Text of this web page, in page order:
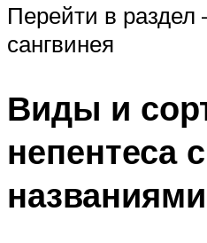
Перейти в раздел
сангвинея
Виды и
непентеса
названиями